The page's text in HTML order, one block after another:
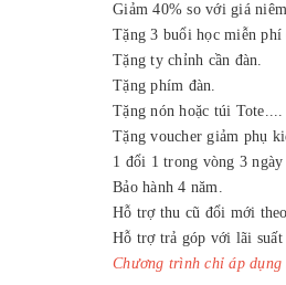
Giảm 40% so với giá
Tặng 3 buổi học miễn phí
Tặng ty chỉnh cần đàn.
Tặng phím đàn.
Tặng nón hoặc túi Tote....
Tặng voucher giảm phụ
1 đổi 1 trong vòng 3
Bảo hành 4 năm.
Hỗ trợ thu cũ đổi mới
Hỗ trợ trả góp với lãi suất
Chương trình chỉ áp dụng